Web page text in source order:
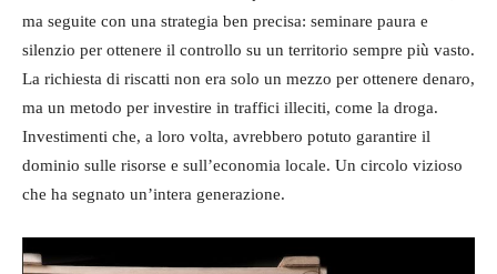
ma seguite con una strategia ben precisa: seminare paura e
silenzio per ottenere il controllo su un territorio sempre più vasto.
La richiesta di riscatti non era solo un mezzo per ottenere denaro,
ma un metodo per investire in traffici illeciti, come la droga.
Investimenti che, a loro volta, avrebbero potuto garantire il
dominio sulle risorse e sull’economia locale. Un circolo vizioso
che ha segnato un’intera generazione.